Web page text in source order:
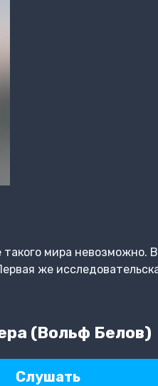
мира невозможно.
же
(Вольф Белов)
Слушать